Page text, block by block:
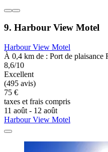
9. Harbour View Motel
Harbour View Motel
À 0,4 km de : Port de plaisance
8,6/10
Excellent
(495 avis)
75 €
taxes et frais compris
11 août - 12 août
Harbour View Motel